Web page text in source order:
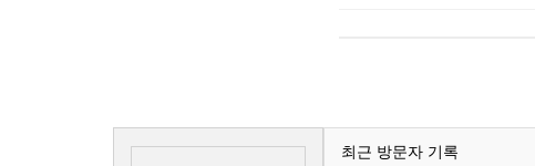
최근 방문자 기록